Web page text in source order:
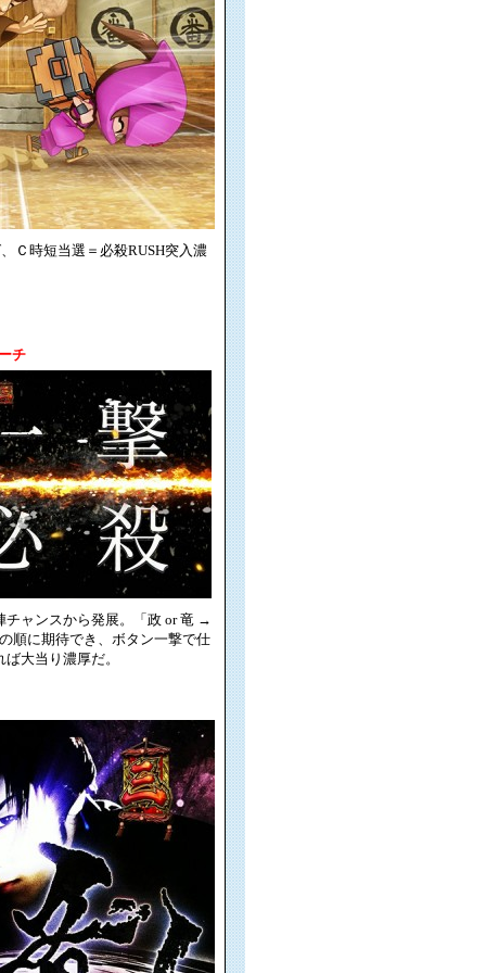
Ｃ時短当選＝必殺RUSH突入濃
チ
ャンスから発展。「政 or 竜 →
順に期待でき、ボタン一撃で仕
大当り濃厚だ。